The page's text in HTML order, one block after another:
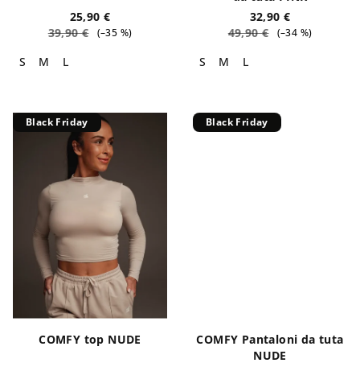
25,90 €
39,90 €
(–35 %)
S M L
32,90 €
49,90 €
(–34 %)
S M L
Black Friday
COMFY top NUDE
Black Friday
COMFY Pantaloni da tuta
NUDE